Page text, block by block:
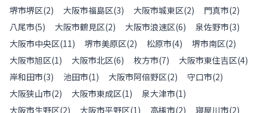
堺市堺区(2) 大阪市福島区(3) 大阪市城東区(2) 門真市(2)
八尾市(5) 大阪市鶴見区(2) 大阪市浪速区(6) 泉佐野市(3)
大阪市中央区(11) 堺市美原区(2) 松原市(4) 堺市南区(2)
大阪市旭区(1) 大阪市北区(6) 枚方市(7) 大阪市東住吉区(4)
岸和田市(3) 池田市(1) 大阪市阿倍野区(2) 守口市(2)
大阪狭山市(2) 大阪市東成区(1) 泉大津市(1)
大阪市生野区(2) 大阪市平野区(1) 高槻市(2) 寝屋川市(2)